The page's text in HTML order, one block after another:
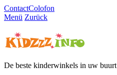
ContactColofon
Menü Zurück
De beste kinderwinkels in uw buurt